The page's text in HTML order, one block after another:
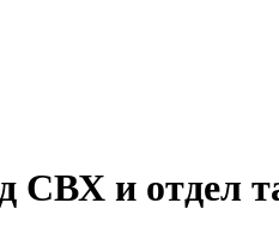
СВХ и отдел